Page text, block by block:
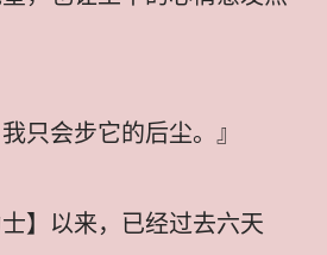
只会步它的后尘。』
】以来，已经过去六天